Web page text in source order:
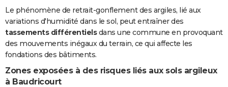
Le phénomène de retrait-gonflement des argiles, lié aux
variations d'humidité dans le sol, peut entraîner des
tassements différentielsdans une commune en provoquant
des mouvements inégaux du terrain, ce qui affecte les
fondations des bâtiments.
Zones exposées à des risques liés aux sols argileux
à Baudricourt